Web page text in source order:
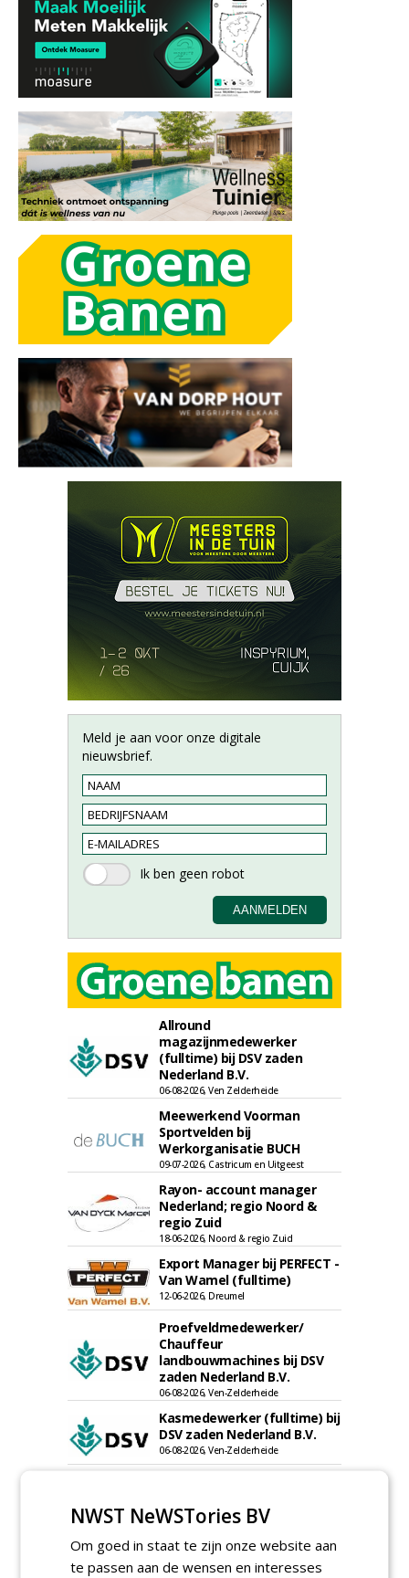
Meld je aan voor onze digitale
nieuwsbrief.
Allround
magazijnmedewerker
(fulltime) bij DSV zaden
Nederland B.V.
06-08-2026, Ven Zelderheide
Meewerkend Voorman
Sportvelden bij
Werkorganisatie BUCH
09-07-2026, Castricum en Uitgeest
Rayon- account manager
Nederland; regio Noord &
regio Zuid
18-06-2026, Noord & regio Zuid
Export Manager bij PERFECT -
Van Wamel (fulltime)
12-06-2026, Dreumel
Proefveldmedewerker/
Chauffeur
landbouwmachines bij DSV
zaden Nederland B.V.
06-08-2026, Ven-Zelderheide
Kasmedewerker (fulltime) bij
DSV zaden Nederland B.V.
06-08-2026, Ven-Zelderheide
30-07-2026, Schalkwijk
Boominspecteur bij
Boomtotaalzorg24-40 uur
NWST NeWSTories BV
Om goed in staat te zijn onze website aan
te passen aan de wensen en interesses